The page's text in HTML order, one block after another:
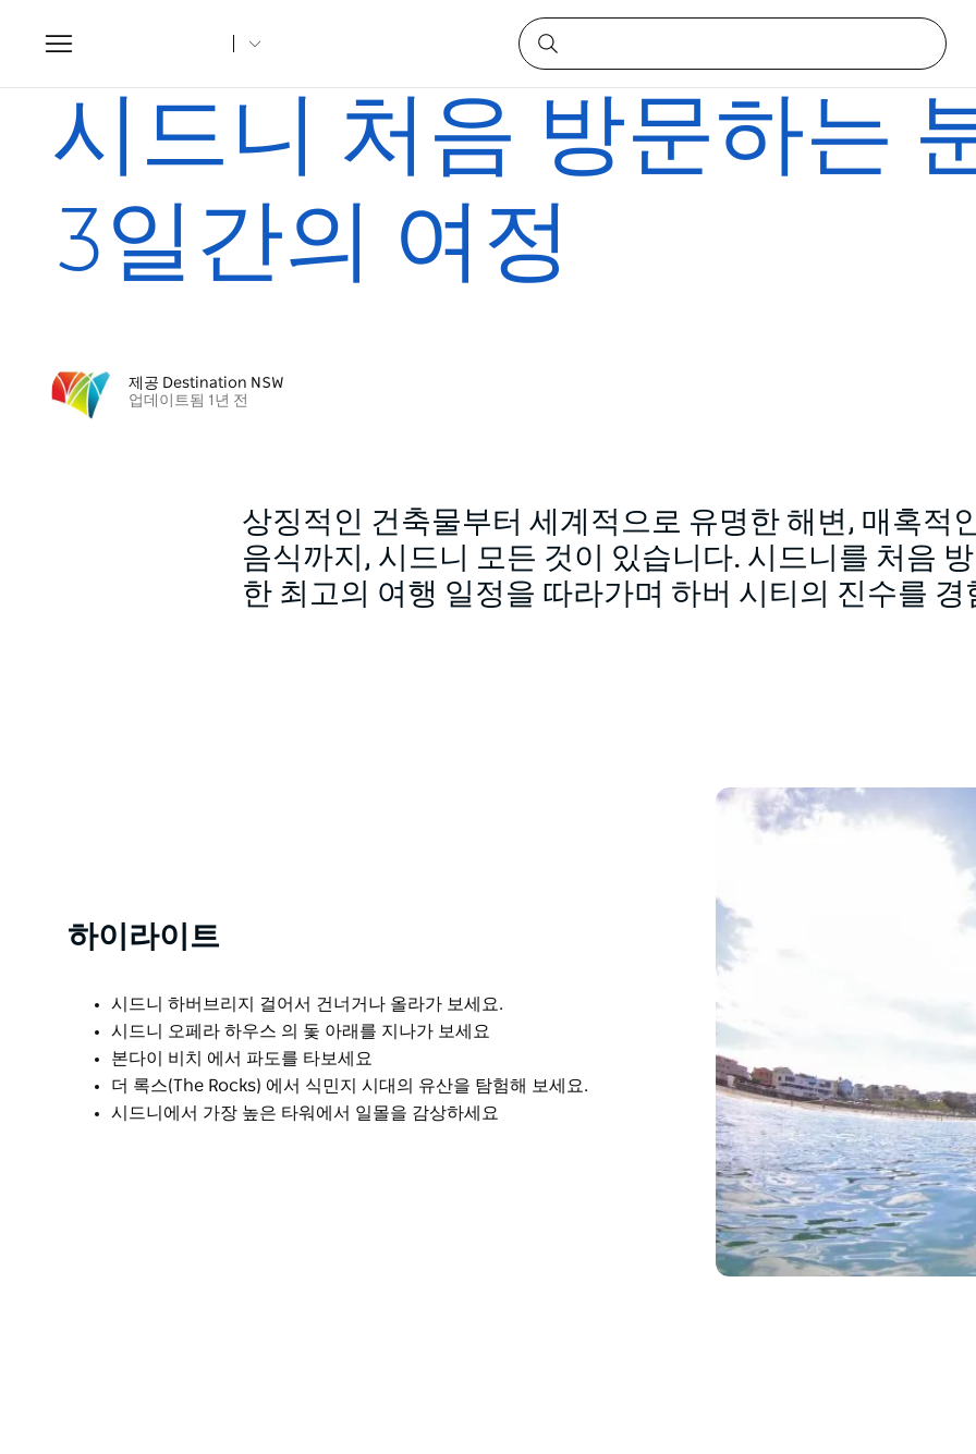
Toggle
navigation
시드니 처음 방문하는
3일간의 여정
제공 Destination NSW
업데이트됨 1년 전
상징적인 건축물부터 세계적으로 유명한 해변, 매혹적
음식까지, 시드니 모든 것이 있습니다. 시드니를 처음
한 최고의 여행 일정을 따라가며 하버 시티의 진수를 경
하이라이트
시드니 하버브리지 걸어서 건너거나 올라가 보세요.
시드니 오페라 하우스 의 돛 아래를 지나가 보세요
본다이 비치 에서 파도를 타보세요
더 록스(The Rocks) 에서 식민지 시대의 유산을 탐험해 보세요.
시드니에서 가장 높은 타워에서 일몰을 감상하세요